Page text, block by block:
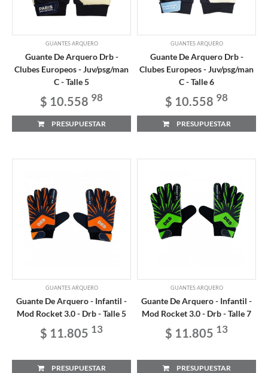
GUANTES ARQUERO
Guante De Arquero Drb -
Clubes Europeos - Juv/psg/man
C - Talle 5
$ 10.558 98
PRESUPUESTAR
GUANTES ARQUERO
Guante De Arquero Drb -
Clubes Europeos - Juv/psg/man
C - Talle 6
$ 10.558 98
PRESUPUESTAR
GUANTES ARQUERO
Guante De Arquero - Infantil -
Mod Rocket 3.0 - Drb - Talle 5
$ 11.805 13
PRESUPUESTAR
GUANTES ARQUERO
Guante De Arquero - Infantil -
Mod Rocket 3.0 - Drb - Talle 7
$ 11.805 13
PRESUPUESTAR